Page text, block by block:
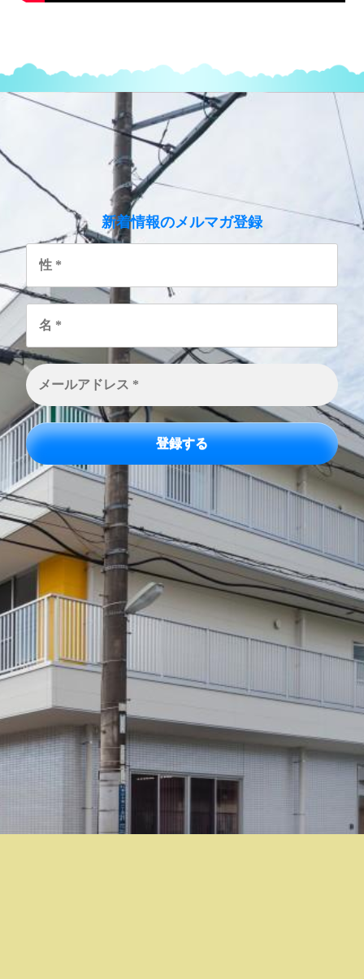
新着情報のメルマガ登録
性
名
メ
ー
ル
ア
ド
レ
ス
*